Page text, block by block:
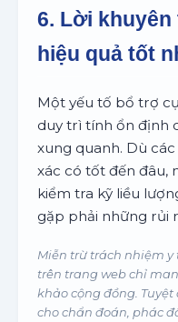
6. Lời
hiệu quả tốt
Một yếu tố bổ trợ
duy trì tính ổn định
xung quanh. Dù
xác có tốt đến đâu,
kiểm tra kỹ liều
gặp phải những rủi
Miễn trừ trách nhiệm y
trên trang web chỉ
khảo cộng đồng.
cho chẩn đoán, phác